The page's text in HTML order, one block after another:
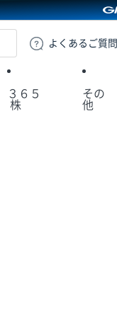
GMOクリック証券
よくある ご質問
３６５
株
その
他